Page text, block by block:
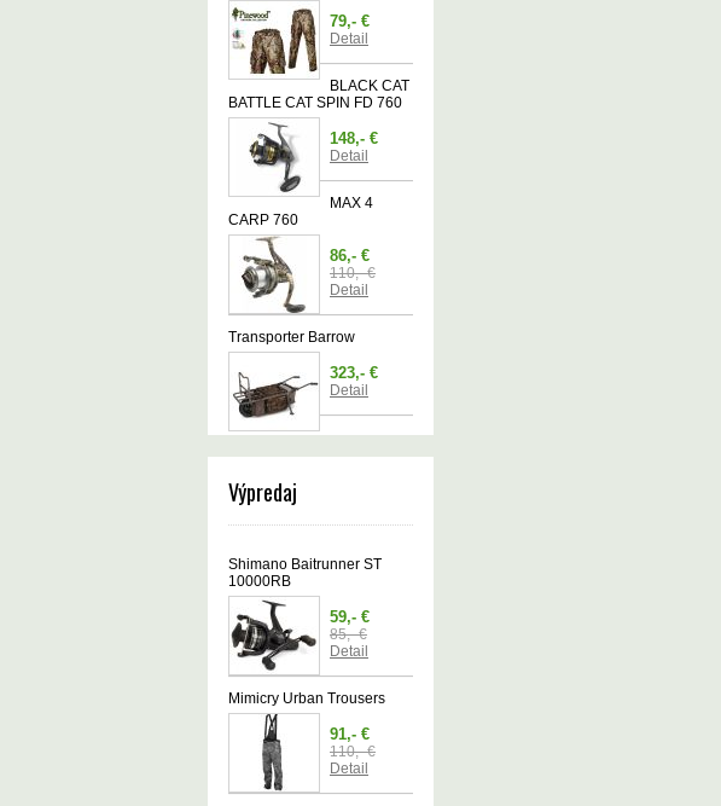
79,- €
Detail
BLACK CAT
BATTLE CAT SPIN FD 760
148,- €
Detail
MAX 4
CARP 760
86,- €
110,- €
Detail
Transporter Barrow
323,- €
Detail
Výpredaj
Shimano Baitrunner ST
10000RB
59,- €
85,- €
Detail
Mimicry Urban Trousers
91,- €
110,- €
Detail